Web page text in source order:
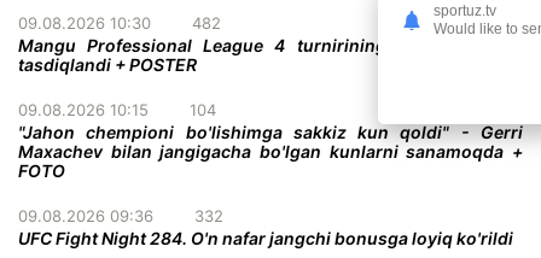
09.08.2026 10:30 482
Mangu Professional League 4 turnirining yana bir jangi
tasdiqlandi + POSTER
09.08.2026 10:15 104
"Jahon chempioni bo'lishimga sakkiz kun qoldi" - Gerri
Maxachev bilan jangigacha bo'lgan kunlarni sanamoqda +
FOTO
09.08.2026 09:36 332
UFC Fight Night 284. O'n nafar jangchi bonusga loyiq ko'rildi
sportuz.tv
Would like to